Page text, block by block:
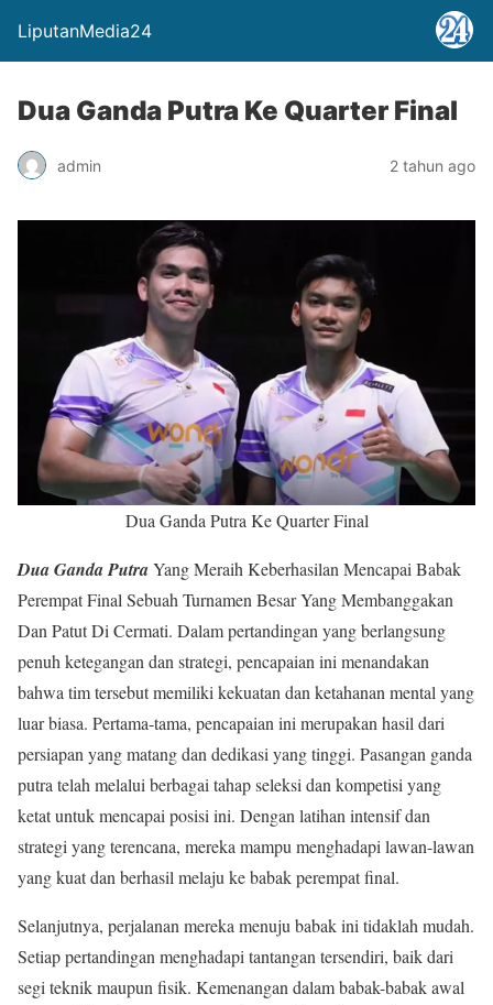
LiputanMedia24
Dua Ganda Putra Ke Quarter Final
admin 2 tahun ago
Dua Ganda Putra Ke Quarter Final
Dua Ganda PutraYang Meraih Keberhasilan Mencapai Babak
Perempat Final Sebuah Turnamen Besar Yang Membanggakan
Dan Patut Di Cermati. Dalam pertandingan yang berlangsung
penuh ketegangan dan strategi, pencapaian ini menandakan
bahwa tim tersebut memiliki kekuatan dan ketahanan mental yang
luar biasa. Pertama-tama, pencapaian ini merupakan hasil dari
persiapan yang matang dan dedikasi yang tinggi. Pasangan ganda
putra telah melalui berbagai tahap seleksi dan kompetisi yang
ketat untuk mencapai posisi ini. Dengan latihan intensif dan
strategi yang terencana, mereka mampu menghadapi lawan-lawan
yang kuat dan berhasil melaju ke babak perempat final.
Selanjutnya, perjalanan mereka menuju babak ini tidaklah mudah.
Setiap pertandingan menghadapi tantangan tersendiri, baik dari
segi teknik maupun fisik. Kemenangan dalam babak-babak awal